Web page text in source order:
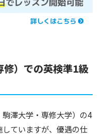
修）での英検準1級
澤大学・専修大学）の4
ていますが、優遇の仕